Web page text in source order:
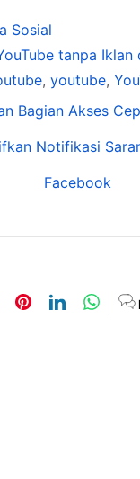
Sosial
tanpa Iklan
, youtube,
Bagian Akses
Notifikasi
Facebook